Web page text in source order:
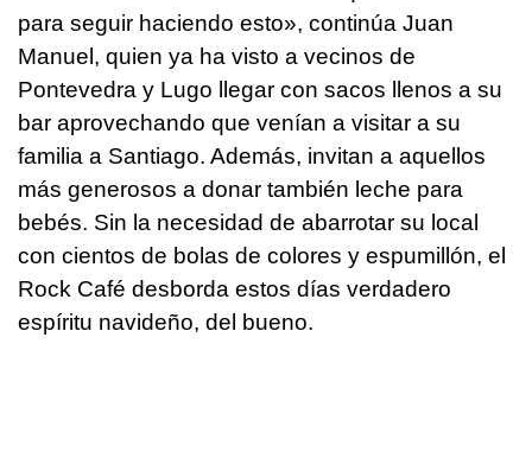
para seguir haciendo esto», continúa Juan
Manuel, quien ya ha visto a vecinos de
Pontevedra y Lugo llegar con sacos llenos a su
bar aprovechando que venían a visitar a su
familia a Santiago. Además, invitan a aquellos
más generosos a donar también leche para
bebés. Sin la necesidad de abarrotar su local
con cientos de bolas de colores y espumillón, el
Rock Café desborda estos días verdadero
espíritu navideño, del bueno.